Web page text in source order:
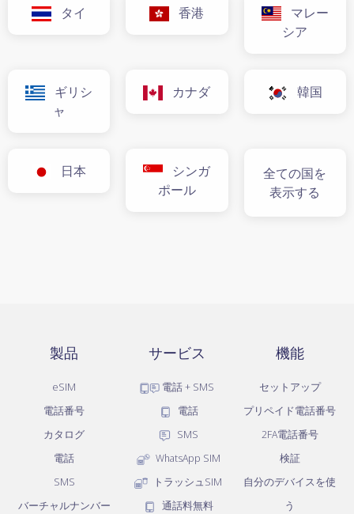
タイ 香港
マレー
シア
ギリシ
ャ
カナダ 韓国
日本
シンガ
ポール
全ての国を
表示する
製品
eSIM
電話番号
カタログ
電話
SMS
バーチャルナンバー
サービス
電話 + SMS
電話
SMS
WhatsApp SIM
トラッシュSIM
通話料無料
機能
セットアップ
プリペイド電話番号
2FA電話番号
検証
自分のデバイスを使
う